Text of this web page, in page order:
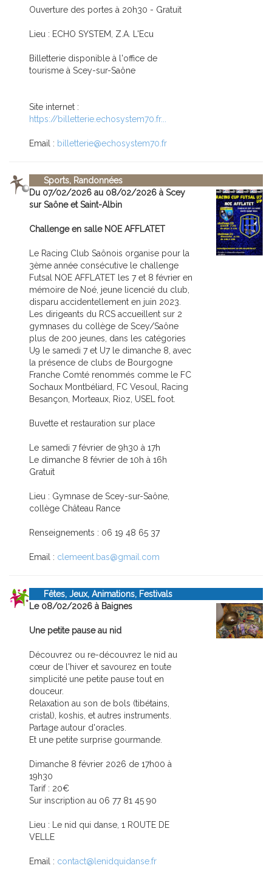
Ouverture des portes à 20h30 - Gratuit
Lieu : ECHO SYSTEM, Z.A. L'Ecu
Billetterie disponible à l'office de
tourisme à Scey-sur-Saône
Site internet :
https://billetterie.echosystem70.fr...
Email : billetterie@echosystem70.fr
Sports, Randonnées
Du 07/02/2026 au 08/02/2026 à Scey
sur Saône et Saint-Albin
Challenge en salle NOE AFFLATET
Le Racing Club Saônois organise pour la
3ème année consécutive le challenge
Futsal NOE AFFLATET les 7 et 8 février en
mémoire de Noé, jeune licencié du club,
disparu accidentellement en juin 2023.
Les dirigeants du RCS accueillent sur 2
gymnases du collège de Scey/Saône
plus de 200 jeunes, dans les catégories
U9 le samedi 7 et U7 le dimanche 8, avec
la présence de clubs de Bourgogne
Franche Comté renommés comme le FC
Sochaux Montbéliard, FC Vesoul, Racing
Besançon, Morteaux, Rioz, USEL foot.
Buvette et restauration sur place
Le samedi 7 février de 9h30 à 17h
Le dimanche 8 février de 10h à 16h
Gratuit
Lieu : Gymnase de Scey-sur-Saône,
collège Château Rance
Renseignements : 06 19 48 65 37
Email : clemeent.bas@gmail.com
Fêtes, Jeux, Animations, Festivals
Le 08/02/2026 à Baignes
Une petite pause au nid
Découvrez ou re-découvrez le nid au
cœur de l'hiver et savourez en toute
simplicité une petite pause tout en
douceur.
Relaxation au son de bols (tibétains,
cristal), koshis, et autres instruments.
Partage autour d'oracles.
Et une petite surprise gourmande.
Dimanche 8 février 2026 de 17h00 à
19h30
Tarif : 20€
Sur inscription au 06 77 81 45 90
Lieu : Le nid qui danse, 1 ROUTE DE
VELLE
Email : contact@lenidquidanse.fr